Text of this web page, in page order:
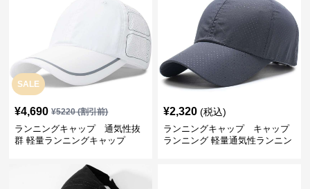
SALE
¥4,690 ¥5220(割引前)
ランニングキャップ 通気性抜
群 軽量ランニングキャップ
¥2,320 (税込)
ランニングキャップ キャップ
ランニング 軽量通気性ランニン